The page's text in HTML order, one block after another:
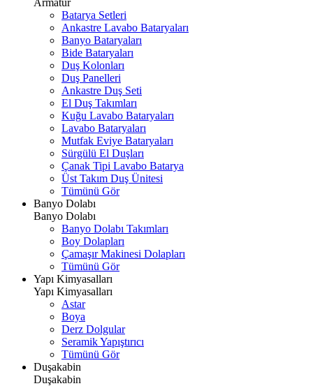
Armatür
Batarya Setleri
Ankastre Lavabo Bataryaları
Banyo Bataryaları
Bide Bataryaları
Duş Kolonları
Duş Panelleri
Ankastre Duş Seti
El Duş Takımları
Kuğu Lavabo Bataryaları
Lavabo Bataryaları
Mutfak Eviye Bataryaları
Sürgülü El Duşları
Çanak Tipi Lavabo Batarya
Üst Takım Duş Ünitesi
Tümünü Gör
Banyo Dolabı
Banyo Dolabı
Banyo Dolabı Takımları
Boy Dolapları
Çamaşır Makinesi Dolapları
Tümünü Gör
Yapı Kimyasalları
Yapı Kimyasalları
Astar
Boya
Derz Dolgular
Seramik Yapıştırıcı
Tümünü Gör
Duşakabin
Duşakabin